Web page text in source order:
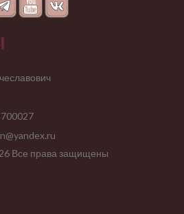
Все права защищены